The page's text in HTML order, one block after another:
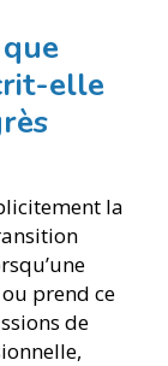
elle
la
prend ce
de